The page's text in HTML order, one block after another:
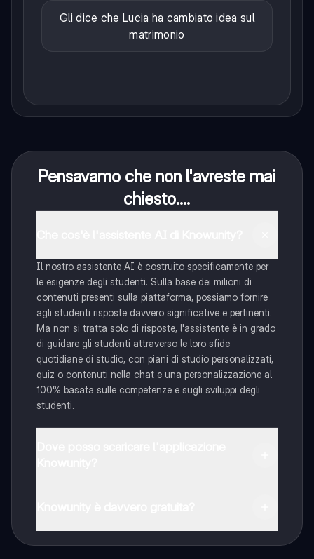
Gli dice che Lucia ha cambiato idea sul
matrimonio
Pensavamo che non l'avreste mai
chiesto....
Il nostro assistente AI è costruito specificamente per
le esigenze degli studenti. Sulla base dei milioni di
contenuti presenti sulla piattaforma, possiamo fornire
agli studenti risposte davvero significative e pertinenti.
Ma non si tratta solo di risposte, l'assistente è in grado
di guidare gli studenti attraverso le loro sfide
quotidiane di studio, con piani di studio personalizzati,
quiz o contenuti nella chat e una personalizzazione al
100% basata sulle competenze e sugli sviluppi degli
studenti.